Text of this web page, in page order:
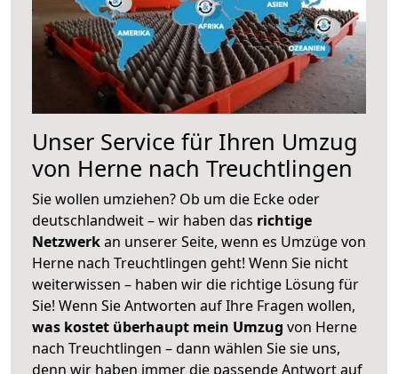
Unser Service für Ihren Umzug
von Herne nach Treuchtlingen
Sie wollen umziehen? Ob um die Ecke oder
deutschlandweit – wir haben das richtige
Netzwerkan unserer Seite, wenn es Umzüge von
Herne nach Treuchtlingen geht! Wenn Sie nicht
weiterwissen – haben wir die richtige Lösung für
Sie! Wenn Sie Antworten auf Ihre Fragen wollen,
was kostet überhaupt mein Umzug von Herne
nach Treuchtlingen – dann wählen Sie sie uns,
denn wir haben immer die passende Antwort auf